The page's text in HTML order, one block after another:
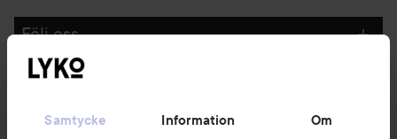
Samtycke Information Om
Följ oss